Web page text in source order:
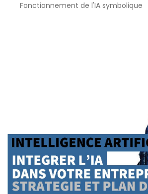
Fonctionnement de l'IA symbolique